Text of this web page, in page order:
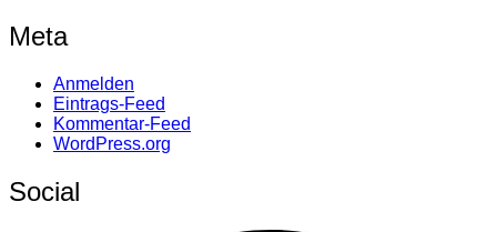
Meta
Anmelden
Eintrags-Feed
Kommentar-Feed
WordPress.org
Social